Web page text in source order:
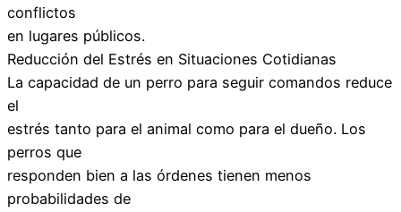
conflictos
en lugares públicos.
Reducción del Estrés en Situaciones Cotidianas
La capacidad de un perro para seguir comandos reduce
el
estrés tanto para el animal como para el dueño. Los
perros que
responden bien a las órdenes tienen menos
probabilidades de